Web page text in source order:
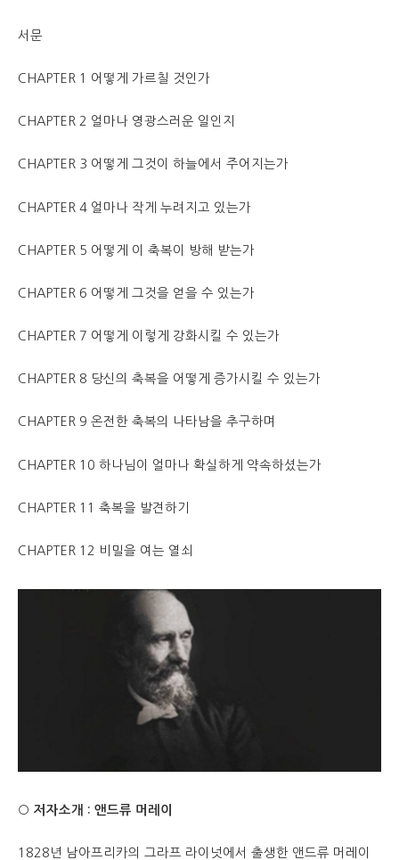
서문
CHAPTER 1 어떻게 가르칠 것인가
CHAPTER 2 얼마나 영광스러운 일인지
CHAPTER 3 어떻게 그것이 하늘에서 주어지는가
CHAPTER 4 얼마나 작게 누려지고 있는가
CHAPTER 5 어떻게 이 축복이 방해 받는가
CHAPTER 6 어떻게 그것을 얻을 수 있는가
CHAPTER 7 어떻게 이렇게 강화시킬 수 있는가
CHAPTER 8 당신의 축복을 어떻게 증가시킬 수 있는가
CHAPTER 9 온전한 축복의 나타남을 추구하며
CHAPTER 10 하나님이 얼마나 확실하게 약속하셨는가
CHAPTER 11 축복을 발견하기
CHAPTER 12 비밀을 여는 열쇠
○ 저자소개 : 앤드류 머레이
1828년 남아프리카의 그라프 라이넛에서 출생한 앤드류 머레이